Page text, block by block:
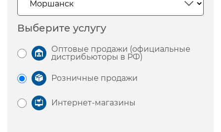
Выберите услугу
Оптовые продажи (официальные
дистрибьюторы в РФ)
Розничные продажи
Интернет-магазины